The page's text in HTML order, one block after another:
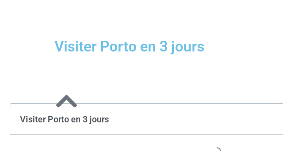
Visiter Porto en 3 jours
Visiter Porto en 3 jours